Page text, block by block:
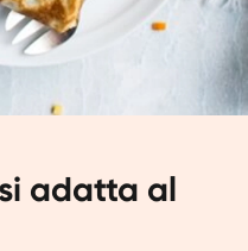
adatta al